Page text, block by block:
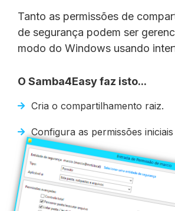
Tanto as permissões de
de segurança podem ser
modo do Windows usando
O Samba4Easy faz isto...
Cria o compartilhamento raiz.
Configura as permissões